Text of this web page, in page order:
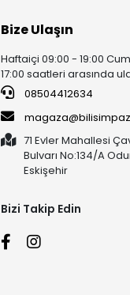
Bize Ulaşın
Haftaiçi 09:00 - 19:00
17:00 saatleri arasında
08504412634
71 Evler Mahallesi
Bulvarı No:134/A
Eskişehir
Bizi Takip Edin